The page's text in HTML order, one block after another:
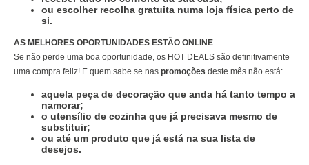
ou escolher recolha gratuita numa loja física perto de
si.
AS MELHORES OPORTUNIDADES ESTÃO ONLINE
Se não perde uma boa oportunidade, os HOT DEALS são definitivamente
uma compra feliz! E quem sabe se nas promoções deste mês não está:
aquela peça de decoração que anda há tanto tempo a
namorar;
o utensílio de cozinha que já precisava mesmo de
substituir;
ou até um produto que já está na sua lista de
desejos.